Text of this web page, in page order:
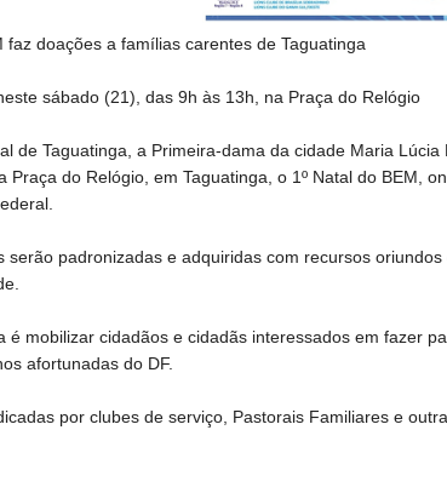
faz doações a famílias carentes de Taguatinga
sábado (21), das 9h às 13h, na Praça do Relógio
de Taguatinga, a Primeira-dama da cidade Maria
Praça do Relógio, em Taguatinga, o 1º Natal do BEM,
serão padronizadas e adquiridas com recursos
é mobilizar cidadãos e cidadãs interessados em fazer
afortunadas do DF.
por clubes de serviço, Pastorais Familiares e